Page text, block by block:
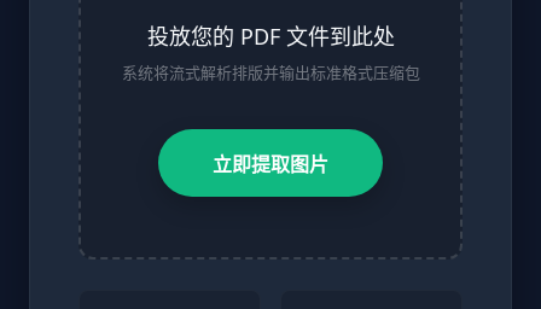
投放您的 PDF 文件到此处
系统将流式解析排版并输出标准格式压缩包
立即提取图片